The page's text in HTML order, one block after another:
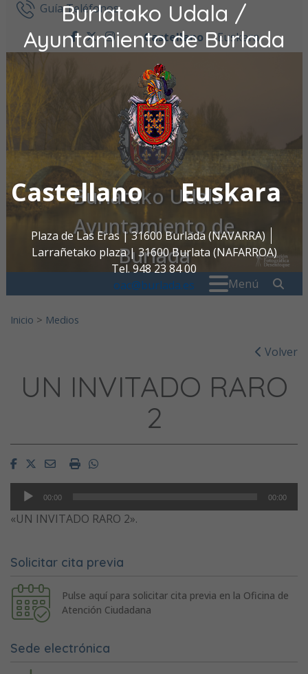
Burlatako Udala /
Ayuntamiento de Burlada
Castellano Euskara
Plaza de Las Eras | 31600 Burlada (NAVARRA)
Larrañetako plaza | 31600 Burlata (NAFARROA)
Tel. 948 23 84 00
oac@burlada.es
Ir al contenidoGuía Teléfonos
facebook
twitter
instagram
Castellano Euskara
Burlatako Udala /
Ayuntamiento de
Burlada
Menú
Inicio > Medios
Volver
UN INVITADO RARO
2
FacebookTwitterEmailImprimirWhatsapp
Reproductor
de
audio
00:00 00:00
«UN INVITADO RARO 2».
Solicitar cita previa
Pulse aquí para solicitar cita previa en la Oficina de
Atención Ciudadana
Sede electrónica